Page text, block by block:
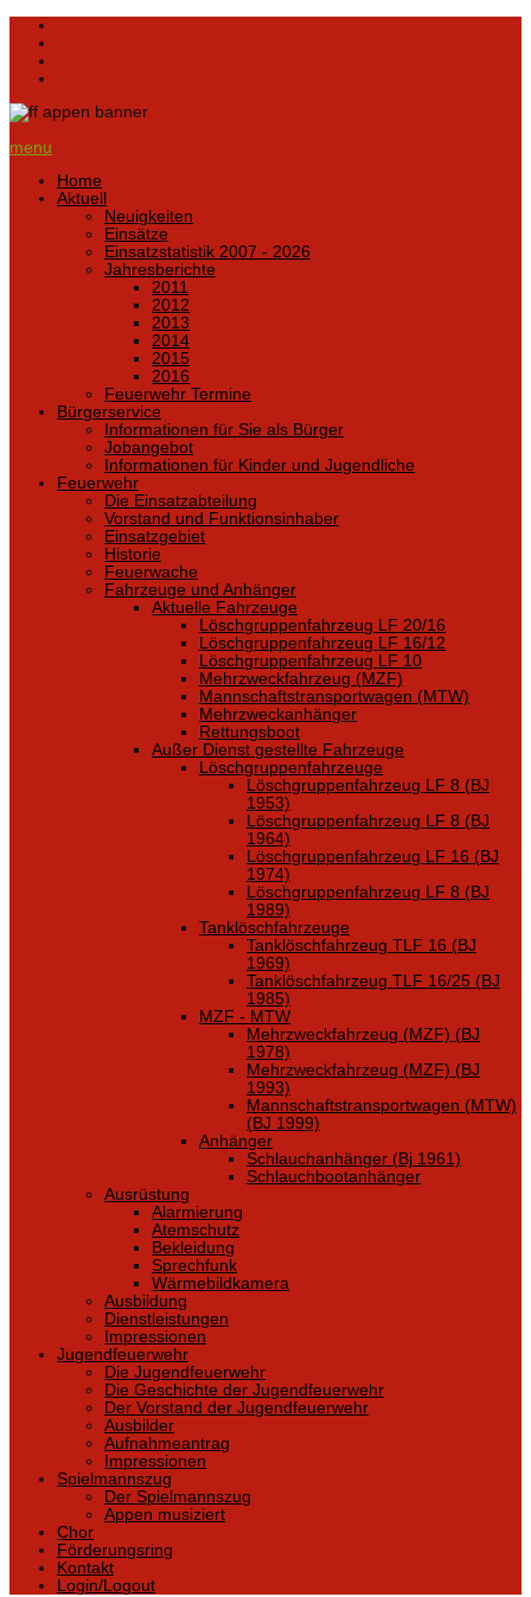
menu
Home
Aktuell
Neuigkeiten
Einsätze
Einsatzstatistik 2007 - 2026
Jahresberichte
2011
2012
2013
2014
2015
2016
Feuerwehr Termine
Bürgerservice
Informationen für Sie als Bürger
Jobangebot
Informationen für Kinder und Jugendliche
Feuerwehr
Die Einsatzabteilung
Vorstand und Funktionsinhaber
Einsatzgebiet
Historie
Feuerwache
Fahrzeuge und Anhänger
Aktuelle Fahrzeuge
Löschgruppenfahrzeug LF 20/16
Löschgruppenfahrzeug LF 16/12
Löschgruppenfahrzeug LF 10
Mehrzweckfahrzeug (MZF)
Mannschaftstransportwagen (MTW)
Mehrzweckanhänger
Rettungsboot
Außer Dienst gestellte Fahrzeuge
Löschgruppenfahrzeuge
Löschgruppenfahrzeug LF 8 (BJ
1953)
Löschgruppenfahrzeug LF 8 (BJ
1964)
Löschgruppenfahrzeug LF 16 (BJ
1974)
Löschgruppenfahrzeug LF 8 (BJ
1989)
Tanklöschfahrzeuge
Tanklöschfahrzeug TLF 16 (BJ
1969)
Tanklöschfahrzeug TLF 16/25 (BJ
1985)
MZF - MTW
Mehrzweckfahrzeug (MZF) (BJ
1978)
Mehrzweckfahrzeug (MZF) (BJ
1993)
Mannschaftstransportwagen (MTW)
(BJ 1999)
Anhänger
Schlauchanhänger (Bj 1961)
Schlauchbootanhänger
Ausrüstung
Alarmierung
Atemschutz
Bekleidung
Sprechfunk
Wärmebildkamera
Ausbildung
Dienstleistungen
Impressionen
Jugendfeuerwehr
Die Jugendfeuerwehr
Die Geschichte der Jugendfeuerwehr
Der Vorstand der Jugendfeuerwehr
Ausbilder
Aufnahmeantrag
Impressionen
Spielmannszug
Der Spielmannszug
Appen musiziert
Chor
Förderungsring
Kontakt
Login/Logout